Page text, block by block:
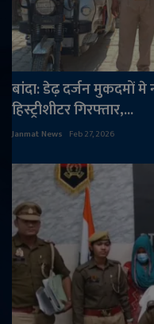
बांदा: डेढ़ दर्जन मुकदमों
हिस्ट्रीशीटर गिरफ्तार,...
Janmat News Feb 27, 2026